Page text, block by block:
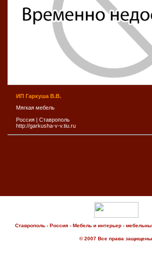
ИП Гаркуша В.В.
Мягкая мебель
Россия | Ставрополь
http://garkusha-v-v.tiu.ru
Ставрополь - Россия - Мебель и интерьер -
© 2007 Все права защищены.